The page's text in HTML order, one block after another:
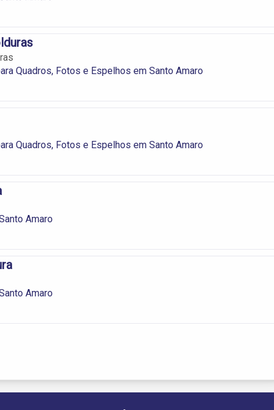
Quadros, Fotos e Espelhos em Santo Amaro
Quadros, Fotos e Espelhos em Santo Amaro
Amaro
Amaro